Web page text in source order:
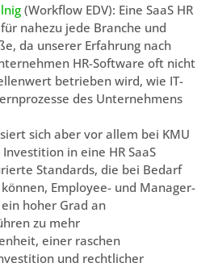
(Workflow EDV): Eine SaaS HR
nahezu jede Branche und
da unserer Erfahrung nach
HR-Software oft nicht
betrieben wird, wie IT-
des Unternehmens
sich aber vor allem bei KMU
in eine HR SaaS
Standards, die bei Bedarf
Employee- und Manager-
hoher Grad an
zu mehr
einer raschen
und rechtlicher